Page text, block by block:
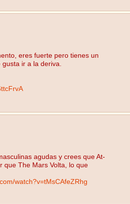
eres fuerte pero tienes un
ir a la deriva.
agudas y crees que At-
que The Mars Volta, lo que
watch?v=tMsCAfeZRhg